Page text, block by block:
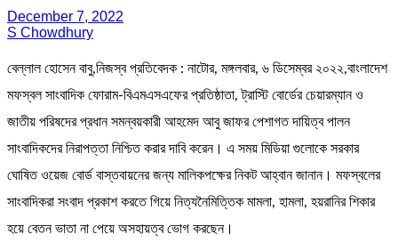
December 7, 2022
S Chowdhury
বেল্লাল হোসেন বাবু,নিজস্ব প্রতিবেদক : নাটোর, মঙ্গলবার, ৬ ডিসেম্বর ২০২২,বাংলাদেশ
মফস্বল সাংবাদিক ফোরাম-বিএমএসএফের প্রতিষ্ঠাতা, ট্রাস্টি বোর্ডের চেয়ারম্যান ও
জাতীয় পরিষদের প্রধান সমন্বয়কারী আহমেদ আবু জাফর পেশাগত দায়িত্ব পালন
সাংবাদিকদের নিরাপত্তা নিশ্চিত করার দাবি করেন। এ সময় মিডিয়া গুলোকে সরকার
ঘোষিত ওয়েজ বোর্ড বাস্তবায়নের জন্য মালিকপক্ষের নিকট আহ্বান জানান। মফস্বলের
সাংবাদিকরা সংবাদ প্রকাশ করতে গিয়ে নিত্যনৈমিত্তিক মামলা, হামলা, হয়রানির শিকার
হয়ে বেতন ভাতা না পেয়ে অসহায়ত্ব ভোগ করছেন।